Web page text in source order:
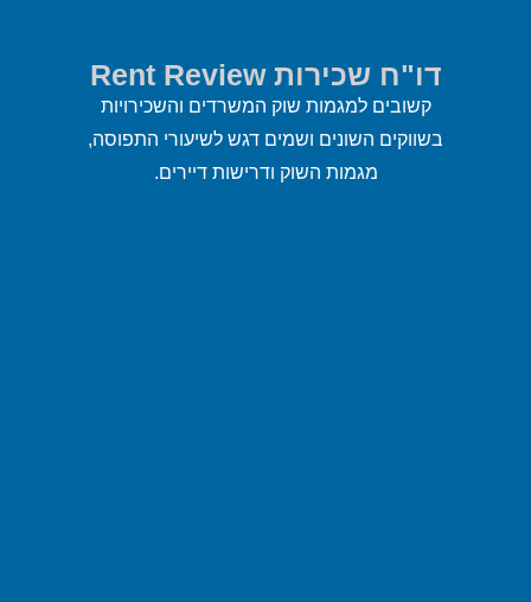
דו"ח שכירות Rent Review
קשובים למגמות שוק המשרדים והשכירויות
בשווקים השונים ושמים דגש לשיעורי התפוסה,
מגמות השוק ודרישות דיירים.